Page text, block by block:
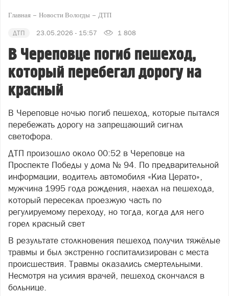
Главная Новости Вологды ДТП
ДТП 23.05.2026 - 15:57 1 808
В Череповце погиб пешеход,
который перебегал дорогу на
красный
В Череповце ночью погиб пешеход, которые пытался
перебежать дорогу на запрещающий сигнал
светофора.
ДТП произошло около 00:52 в Череповце на
Проспекте Победы у дома № 94. По предварительной
информации, водитель автомобиля «Киа Церато»,
мужчина 1995 года рождения, наехал на пешехода,
который пересекал проезжую часть по
регулируемому переходу, но тогда, когда для него
горел красный свет
В результате столкновения пешеход получил тяжёлые
травмы и был экстренно госпитализирован с места
происшествия. Травмы оказались смертельными.
Несмотря на усилия врачей, пешеход скончался в
больнице.